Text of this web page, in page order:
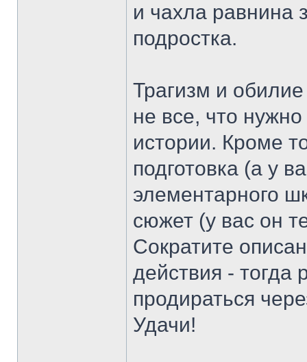
и чахла равнина
подростка.
Трагизм и
не все, что
истории. Кроме
подготовка (а у
элементарного
сюжет (у вас он
Сократите
действия - тогда
продираться
Удачи!